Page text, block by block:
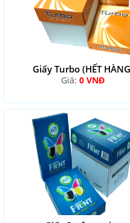
Giấy Turbo (HẾT
Giá:0 VNĐ